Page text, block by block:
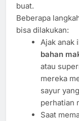
buat.
Beberapa
bisa dilakukan:
Ajak anak
bahan
atau
mereka
sayur
perhatian
Saat